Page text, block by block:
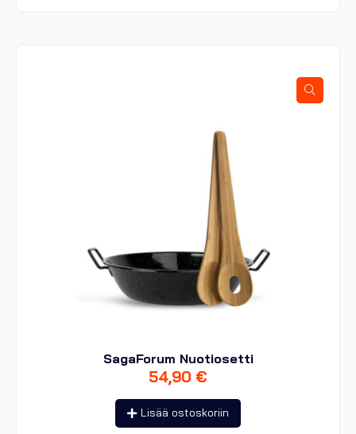
SagaForum Nuotiosetti
54,90 €
Lisää ostoskoriin